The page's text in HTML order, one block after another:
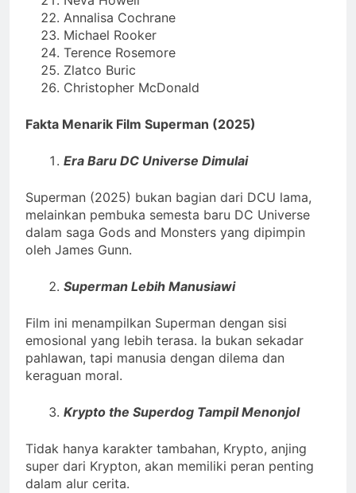
Annalisa Cochrane
Michael Rooker
Terence Rosemore
Zlatco Buric
Christopher McDonald
Fakta Menarik Film Superman (2025)
Era Baru DC Universe Dimulai
Superman (2025) bukan bagian dari DCU lama,
melainkan pembuka semesta baru DC Universe
dalam saga Gods and Monsters yang dipimpin
oleh James Gunn.
Superman Lebih Manusiawi
Film ini menampilkan Superman dengan sisi
emosional yang lebih terasa. Ia bukan sekadar
pahlawan, tapi manusia dengan dilema dan
keraguan moral.
Krypto the Superdog Tampil Menonjol
Tidak hanya karakter tambahan, Krypto, anjing
super dari Krypton, akan memiliki peran penting
dalam alur cerita.